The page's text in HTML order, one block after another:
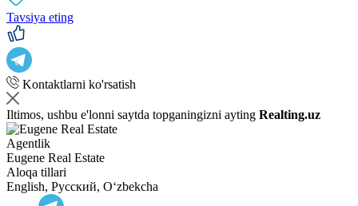
Tavsiya eting
Kontaktlarni ko'rsatish
Iltimos, ushbu e'lonni saytda topganingizni ayting Realting.uz
Agentlik
Eugene Real Estate
Aloqa tillari
English, Русский, Oʻzbekcha